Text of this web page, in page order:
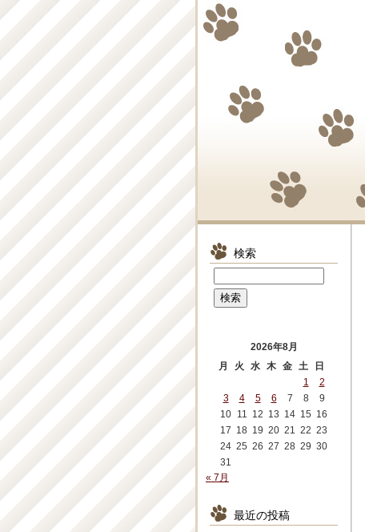
検索
2026年8月
月
火 水 木 金 土
日
1
2
3
4 5 6 7 8
9
10 11 12 13 14 15 16
17 18 19 20 21 22 23
24 25 26 27 28 29 30
31
« 7月
最近の投稿